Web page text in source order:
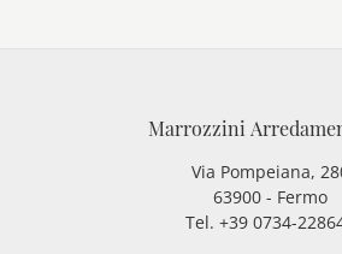
Marrozzini
Via Pompeiana,
63900 - Fermo
Tel. +39 0734-